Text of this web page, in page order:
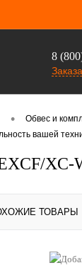
8
• Обвес и
вашей
ТОВАРЫ